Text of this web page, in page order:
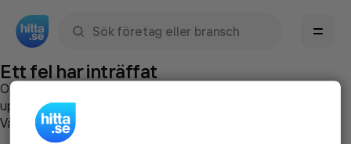
Ett fel har inträffat
Om du vill kan du
uppstod så att vi lättare och snabbare kan avhjälpa det.
Vänligen försök med följande: